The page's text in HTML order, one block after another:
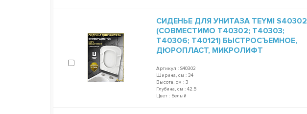
СИДЕНЬЕ ДЛЯ УНИТАЗА TEYMI S40302
(СОВМЕСТИМО T40302; T40303;
T40306; T40121) БЫСТРОСЪЕМНОЕ,
ДЮРОПЛАСТ, МИКРОЛИФТ
Артикул : S40302
Ширина, см : 34
Высота, см : 3
Глубина, см : 42.5
Цвет : Белый